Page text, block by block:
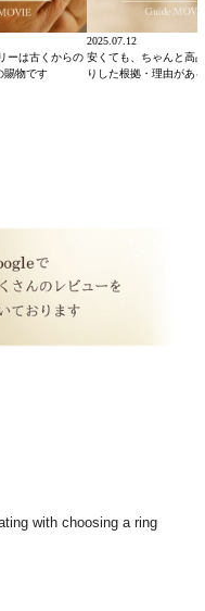
ーは古くからの
賜物です
2025.07.12
安くても、ちゃんと高
りした根拠・理由があ
with choosing a ring